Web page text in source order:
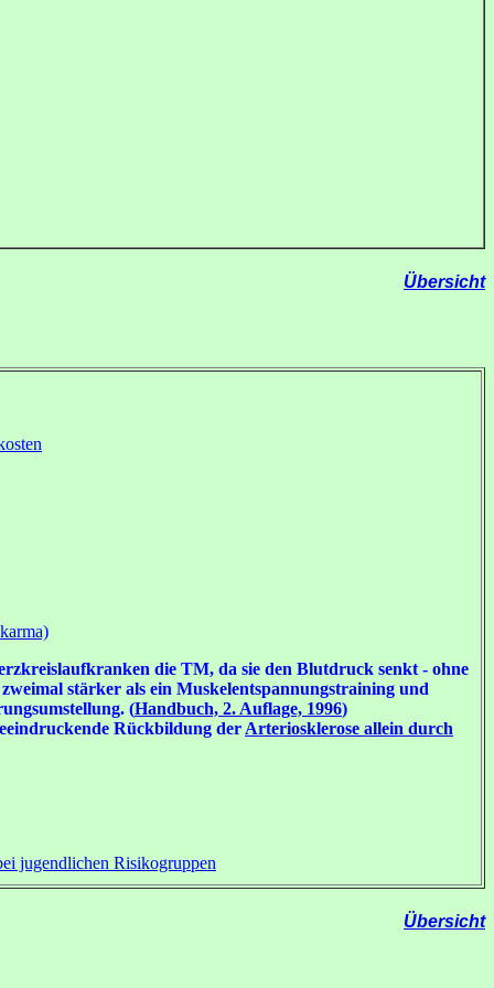
Übersicht
die TM, da sie den Blutdruck senkt - ohne
stärker als ein Muskelentspannungstraining und
(Handbuch, 2. Auflage, 1996)
Rückbildung der Arteriosklerose allein durch
jugendlichen Risikogruppen
Übersicht